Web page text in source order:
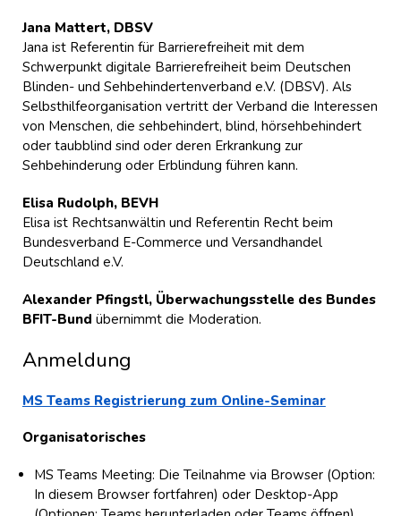
Jana Mattert, DBSV
Jana ist Referentin für Barrierefreiheit mit dem
Schwerpunkt digitale Barrierefreiheit beim Deutschen
Blinden- und Sehbehindertenverband e.V. (DBSV). Als
Selbsthilfeorganisation vertritt der Verband die Interessen
von Menschen, die sehbehindert, blind, hörsehbehindert
oder taubblind sind oder deren Erkrankung zur
Sehbehinderung oder Erblindung führen kann.
Elisa Rudolph, BEVH
Elisa ist Rechtsanwältin und Referentin Recht beim
Bundesverband E-Commerce und Versandhandel
Deutschland e.V.
Alexander Pfingstl, Überwachungsstelle des Bundes
BFIT-Bund übernimmt die Moderation.
Anmeldung
MS Teams Registrierung zum Online-Seminar
Organisatorisches
MS Teams Meeting: Die Teilnahme via Browser (Option:
In diesem Browser fortfahren) oder Desktop-App